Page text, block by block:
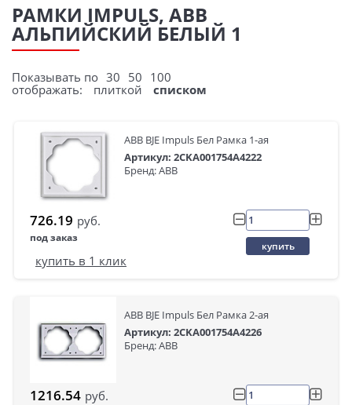
РАМКИ IMPULS, ABB
АЛЬПИЙСКИЙ БЕЛЫЙ 1
Показывать по 30 50 100
отображать:
плиткой списком
ABB BJE Impuls Бел Рамка 1-ая
Артикул: 2CKA001754A4222
Бренд: ABB
726.19 руб.
под заказ
купить
купить в 1 клик
ABB BJE Impuls Бел Рамка 2-ая
Артикул: 2CKA001754A4226
Бренд: ABB
1216.54 руб.